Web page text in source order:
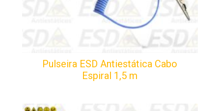
Pulseira ESD Antiestática Cabo
Espiral 1,5 m